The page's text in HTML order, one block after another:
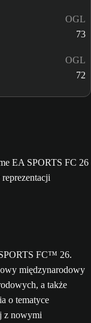
OGL
73
OGL
72
FC™ 26.
międzynarodowy
a także
o tematyce
z nowymi